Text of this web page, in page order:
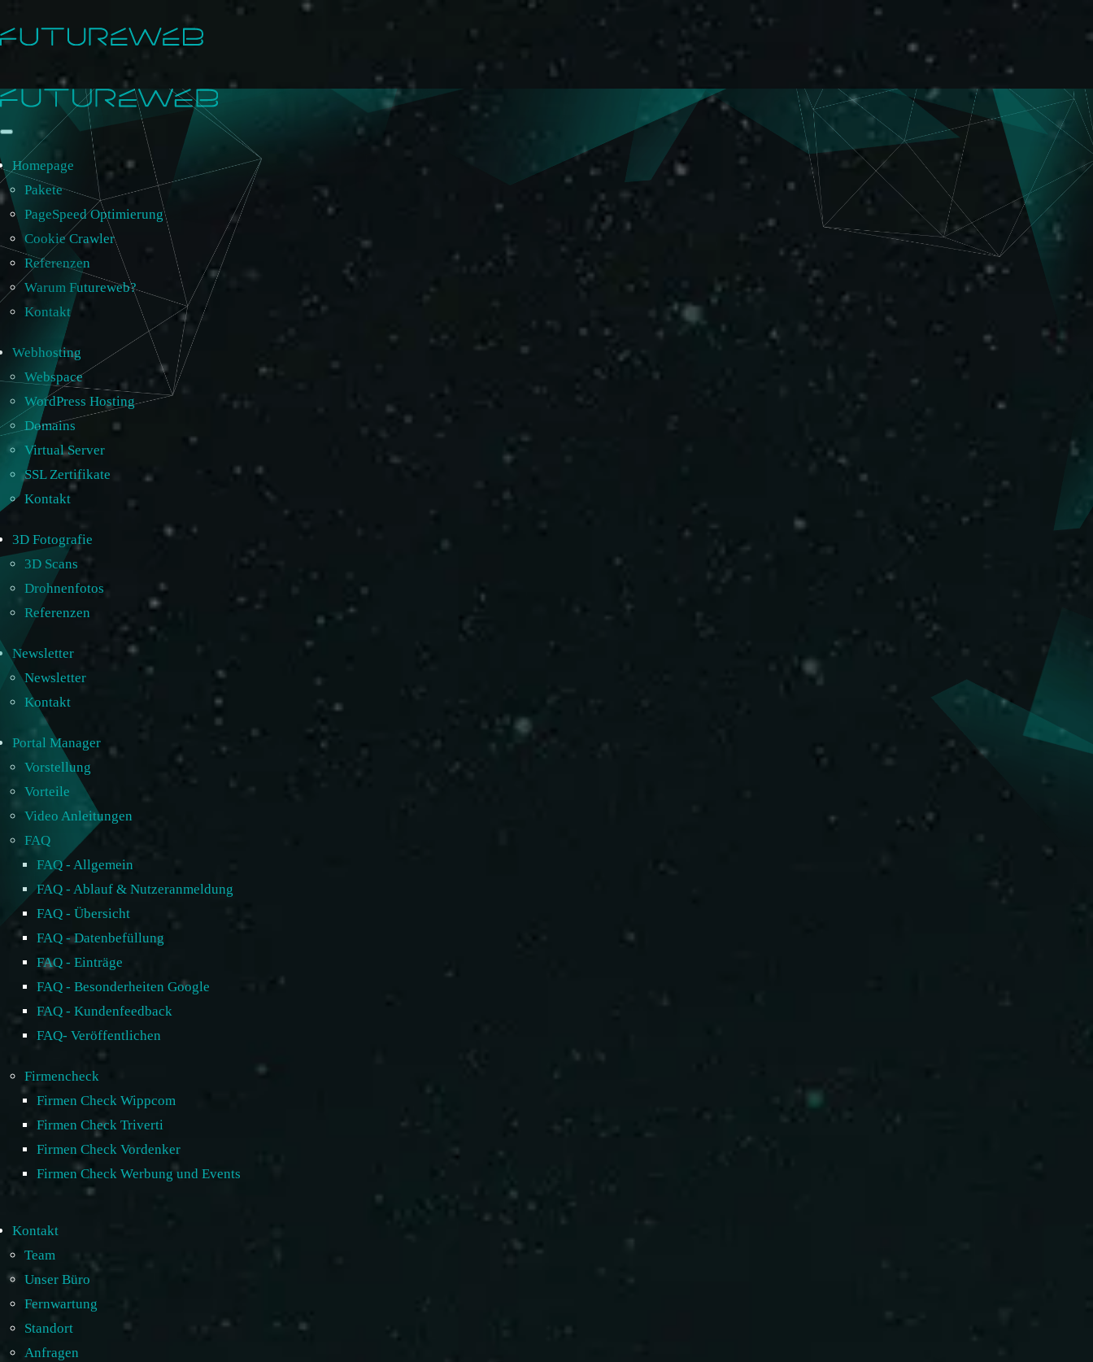
Homepage
Pakete
PageSpeed Optimierung
Cookie Crawler
Referenzen
Warum Futureweb?
Kontakt
Webhosting
Webspace
WordPress Hosting
Domains
Virtual Server
SSL Zertifikate
Kontakt
3D Fotografie
3D Scans
Drohnenfotos
Referenzen
Newsletter
Newsletter
Kontakt
Portal Manager
Vorstellung
Vorteile
Video Anleitungen
FAQ
FAQ - Allgemein
FAQ - Ablauf & Nutzeranmeldung
FAQ - Übersicht
FAQ - Datenbefüllung
FAQ - Einträge
FAQ - Besonderheiten Google
FAQ - Kundenfeedback
FAQ- Veröffentlichen
Firmencheck
Firmen Check Wippcom
Firmen Check Triverti
Firmen Check Vordenker
Firmen Check Werbung und Events
Kontakt
Team
Unser Büro
Fernwartung
Standort
Anfragen